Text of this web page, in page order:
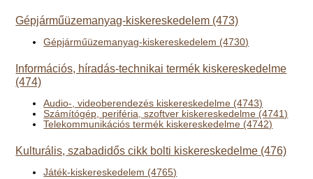
Gépjárműüzemanyag-kiskereskedelem (473)
Gépjárműüzemanyag-kiskereskedelem (4730)
Információs, híradás-technikai termék kiskereskedelme
(474)
Audio-, videoberendezés kiskereskedelme (4743)
Számítógép, periféria, szoftver kiskereskedelme (4741)
Telekommunikációs termék kiskereskedelme (4742)
Kulturális, szabadidős cikk bolti kiskereskedelme (476)
Játék-kiskereskedelem (4765)